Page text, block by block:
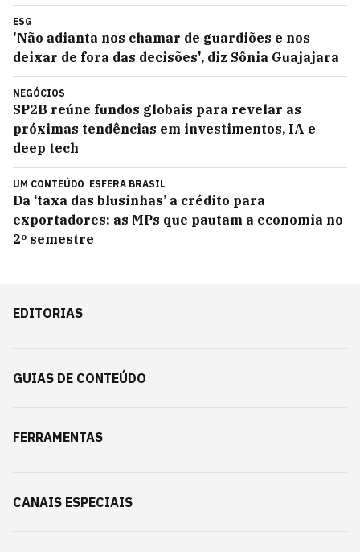
ESG
'Não adianta nos chamar de guardiões e nos
deixar de fora das decisões', diz Sônia Guajajara
NEGÓCIOS
SP2B reúne fundos globais para revelar as
próximas tendências em investimentos, IA e
deep tech
UM CONTEÚDO ESFERA BRASIL
Da ‘taxa das blusinhas’ a crédito para
exportadores: as MPs que pautam a economia no
2º semestre
EDITORIAS
GUIAS DE CONTEÚDO
FERRAMENTAS
CANAIS ESPECIAIS